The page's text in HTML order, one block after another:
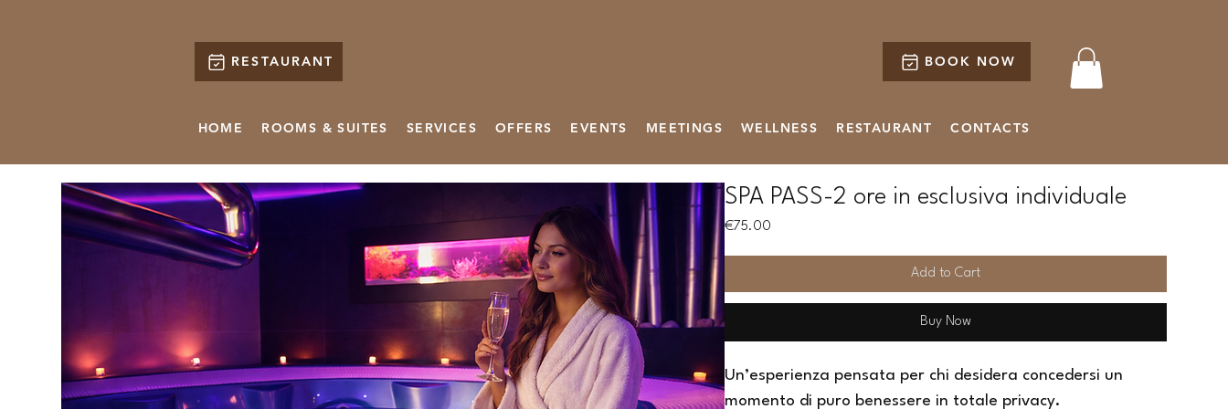
RESTAURANT BOOK NOW
HOME ROOMS & SUITES SERVICES OFFERS EVENTS MEETINGS WELLNESS RESTAURANT CONTACTS
SPA PASS-2 ore in esclusiva individuale
€75.00Price
Add to Cart
Buy Now
Un’esperienza pensata per chi desidera concedersi un
momento di puro benessere in totale privacy.